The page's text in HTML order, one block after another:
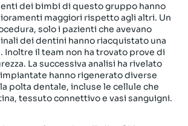
dei bimbi di questo gruppo hanno
maggiori rispetto agli altri. Un
solo i pazienti che avevano
dei dentini hanno riacquistato una
Inoltre il team non ha trovato prove di
La successiva analisi ha rivelato
hanno rigenerato diverse
polta dentale, incluse le cellule che
tessuto connettivo e vasi sanguigni.